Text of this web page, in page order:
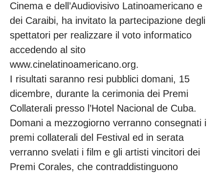
Cinema e dell’Audiovisivo Latinoamericano e
dei Caraibi, ha invitato la partecipazione degli
spettatori per realizzare il voto informatico
accedendo al sito
www.cinelatinoamericano.org.
I risultati saranno resi pubblici domani, 15
dicembre, durante la cerimonia dei Premi
Collaterali presso l’Hotel Nacional de Cuba.
Domani a mezzogiorno verranno consegnati i
premi collaterali del Festival ed in serata
verranno svelati i film e gli artisti vincitori dei
Premi Corales, che contraddistinguono